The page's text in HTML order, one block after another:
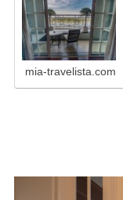
mia-travelista.com